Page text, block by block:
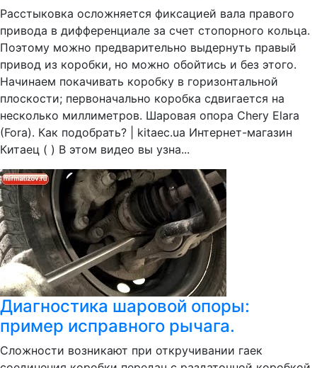
Расстыковка осложняется фиксацией вала правого
привода в дифференциале за счет стопорного кольца.
Поэтому можно предварительно выдернуть правый
привод из коробки, но можно обойтись и без этого.
Начинаем покачивать коробку в горизонтальной
плоскости; первоначально коробка сдвигается на
несколько миллиметров. Шаровая опора Chery Elara
(Fora). Как подобрать? | kitaec.ua Интернет-магазин
Китаец ( ) В этом видео вы узна...
Диагностика шаровой опоры:
пример исправного рычага.
Сложности возникают при откручивании гаек